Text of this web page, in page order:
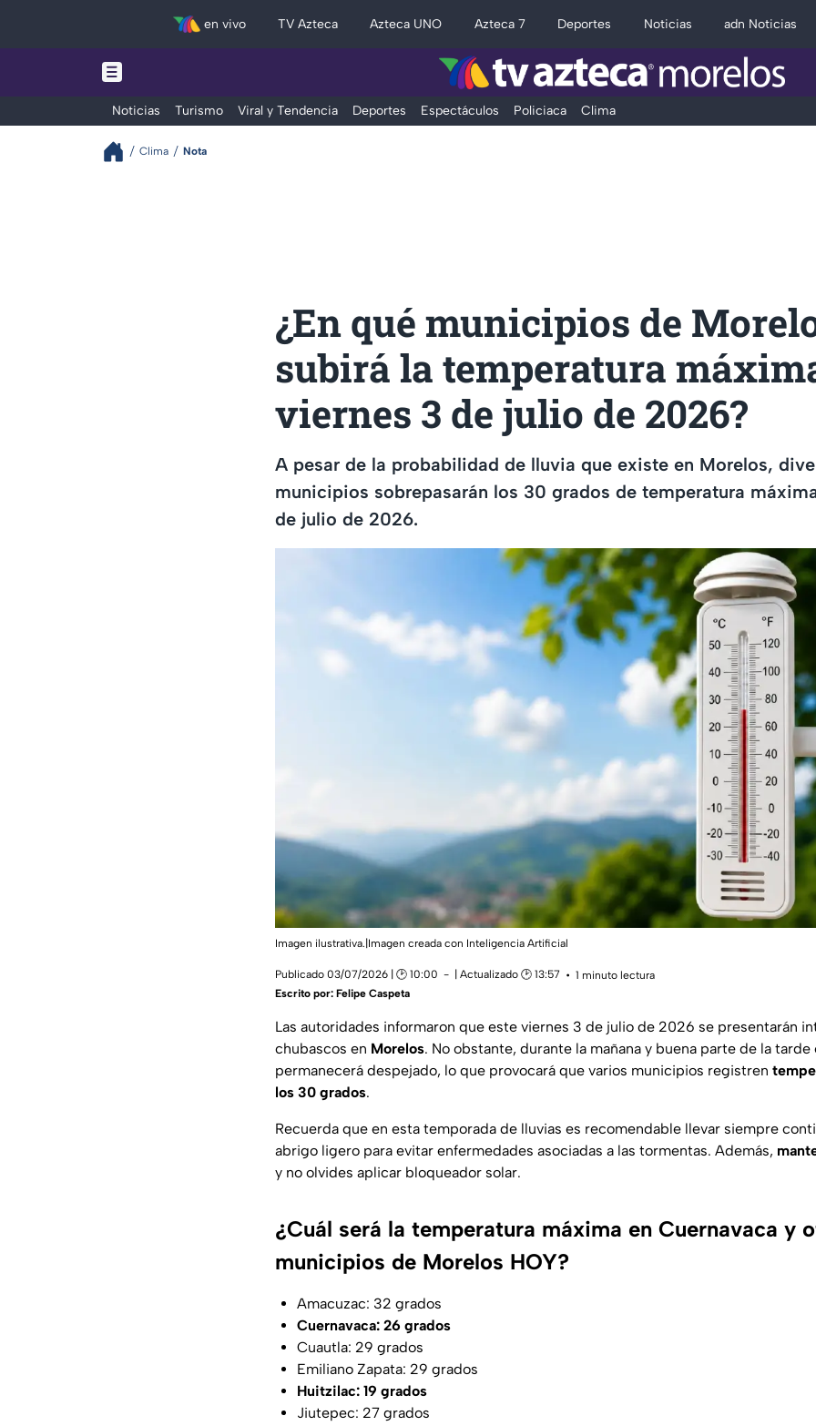
en vivo TV Azteca Azteca UNO Azteca 7 Deportes Noticias adn Noticias
Noticias Turismo Viral y Tendencia Deportes Espectáculos Policiaca Clima
Clima Nota
¿En qué municipios de
subirá la temperatura
viernes 3 de julio de 2026?
A pesar de la probabilidad de lluvia que existe en Morelos,
municipios sobrepasarán los 30 grados de temperatura
de julio de 2026.
Imagen ilustrativa.|Imagen creada con Inteligencia Artificial
Publicado 03/07/2026 | 🕑 10:00 | Actualizado 🕑 13:57
1 minuto lectura
Escrito por: Felipe Caspeta
Las autoridades informaron que este viernes 3 de julio de 2026 se presentarán
chubascos en Morelos. No obstante, durante la mañana y buena parte de la tarde
permanecerá despejado, lo que provocará que varios municipios registren
los 30 grados.
Recuerda que en esta temporada de lluvias es recomendable llevar siempre
abrigo ligero para evitar enfermedades asociadas a las tormentas. Además,
y no olvides aplicar bloqueador solar.
¿Cuál será la temperatura máxima en Cuernavaca y
municipios de Morelos HOY?
Amacuzac: 32 grados
Cuernavaca: 26 grados
Cuautla: 29 grados
Emiliano Zapata: 29 grados
Huitzilac: 19 grados
Jiutepec: 27 grados